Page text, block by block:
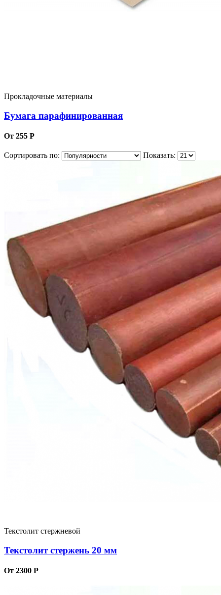
Прокладочные материалы
Бумага парафинированная
От 255 Р
Сортировать по: Показать:
Текстолит стержневой
Текстолит стержень 20 мм
От 2300 Р